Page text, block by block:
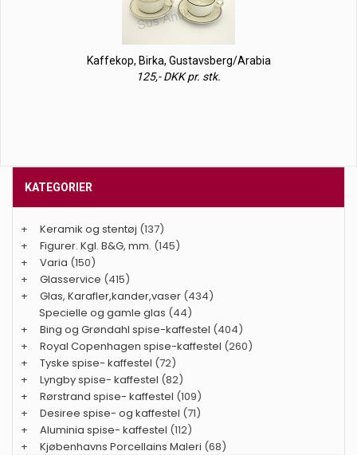
Kaffekop, Birka, Gustavsberg/Arabia
125,- DKK pr. stk.
KATEGORIER
+ Keramik og stentøj (137)
+
Figurer. Kgl. B&G, mm. (145)
+
Varia (150)
+
Glasservice (415)
+
Glas, Karafler,kander,vaser (434)
Specielle og gamle glas (44)
+
Bing og Grøndahl spise-kaffestel (404)
+
Royal Copenhagen spise-kaffestel (260)
+
Tyske spise- kaffestel (72)
+
Lyngby spise- kaffestel (82)
+
Rørstrand spise- kaffestel (109)
+
Desiree spise- og kaffestel (71)
+
Aluminia spise- kaffestel (112)
+
Kjøbenhavns Porcellains Maleri (68)